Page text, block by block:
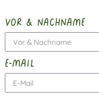
vor & nachname
e-mail